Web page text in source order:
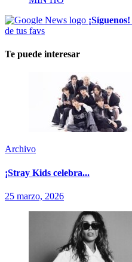
¡Síguenos!
de tus favs
Te puede interesar
Archivo
¡Stray Kids celebra...
25 marzo, 2026